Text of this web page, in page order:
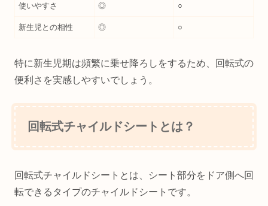
使いやすさ ◎ ○
新生児との相性 ◎ ○
特に新生児期は頻繁に乗せ降ろしをするため、回転式の
便利さを実感しやすいでしょう。
回転式チャイルドシートとは？
回転式チャイルドシートとは、シート部分をドア側へ回
転できるタイプのチャイルドシートです。